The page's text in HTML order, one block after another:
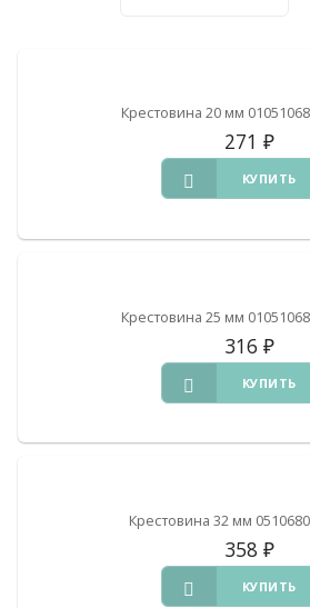
Крестовина 20 мм
271 ₽
КУПИТЬ
Крестовина 25 мм
316 ₽
КУПИТЬ
Крестовина 32 мм
358 ₽
КУПИТЬ